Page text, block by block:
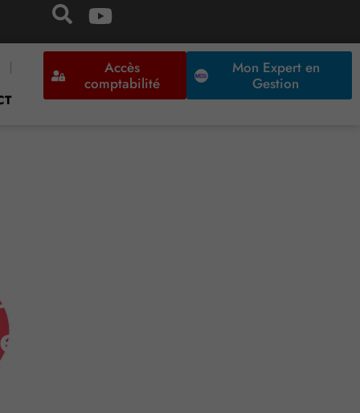
Accès
comptabilité
Mon Expert en
Gestion
sa banque de ne